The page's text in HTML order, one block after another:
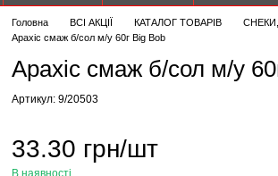
Головна ВСІ АКЦІЇ КАТАЛОГ ТОВАРІВ
Арахіс смаж б/сол м/у 60г Big Bob
Арахіс смаж б/сол м/у
Артикул: 9/20503
33.30 грн/шт
В наявності